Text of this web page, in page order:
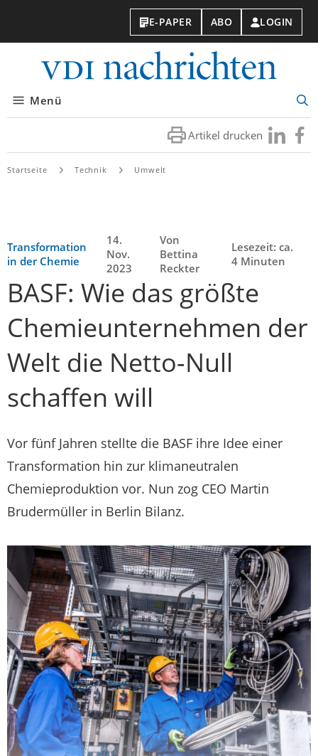
E-PAPER ABO LOGIN
Menü
Artikel drucken Besuchen
Sie
Sie
Startseite Technik Umwelt
Transformation
in der Chemie
14.
Nov.
2023
Von
Bettina
Reckter
Lesezeit: ca.
4 Minuten
BASF: Wie das größte
Chemieunternehmen der
Welt die Netto-Null
schaffen will
Vor fünf Jahren stellte die BASF ihre Idee einer
Transformation hin zur klimaneutralen
Chemieproduktion vor. Nun zog CEO Martin
Brudermüller in Berlin Bilanz.